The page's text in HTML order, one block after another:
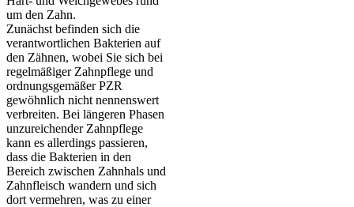
um den Zahn.
Zunächst befinden sich die
verantwortlichen Bakterien auf
den Zähnen, wobei Sie sich bei
regelmäßiger Zahnpflege und
ordnungsgemäßer PZR
gewöhnlich nicht nennenswert
verbreiten. Bei längeren Phasen
unzureichender Zahnpflege
kann es allerdings passieren,
dass die Bakterien in den
Bereich zwischen Zahnhals und
Zahnfleisch wandern und sich
dort vermehren, was zu einer